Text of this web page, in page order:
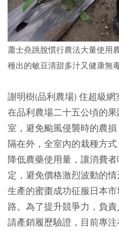
蕭士堯跳脫慣行農法大量使用
種出的敏豆清甜多汁又健康無
謝明樹(品利農場) 住超級
在品利農場二十五公頃的
室，避免颱風侵襲時的農
隔在外，全室內的栽種方
降低農藥使用量，讓消費
定，避免價格激烈波動的
生產的蜜棗成功征服日本
路。為了提升競爭力，負
請產銷履歷驗證，目前專